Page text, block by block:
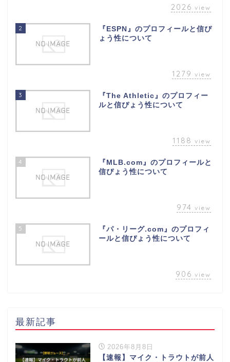
2026 view
2
『ESPN』のプロフィールと信ぴ
ょう性について
1279 view
3
『The Athletic』のプロフィー
ルと信ぴょう性について
1188 view
4
『MLB.com』のプロフィールと
信ぴょう性について
974 view
5
『パ・リーグ.com』のプロフィ
ールと信ぴょう性について
906 view
最新記事
2026年8月8日
【速報】マイク・トラウトが前人